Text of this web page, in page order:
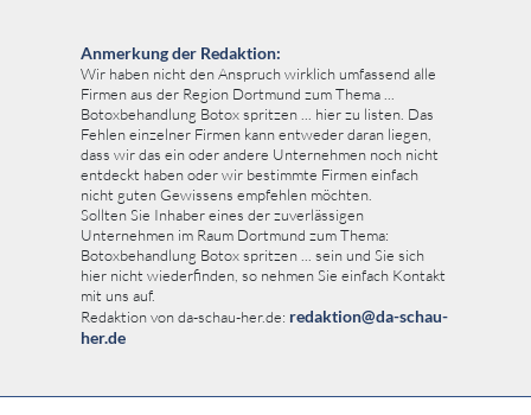
Anmerkung der Redaktion:
Wir haben nicht den Anspruch wirklich umfassend alle
Firmen aus der Region Dortmund zum Thema ...
Botoxbehandlung Botox spritzen ... hier zu listen. Das
Fehlen einzelner Firmen kann entweder daran liegen,
dass wir das ein oder andere Unternehmen noch nicht
entdeckt haben oder wir bestimmte Firmen einfach
nicht guten Gewissens empfehlen möchten.
Sollten Sie Inhaber eines der zuverlässigen
Unternehmen im Raum Dortmund zum Thema:
Botoxbehandlung Botox spritzen ... sein und Sie sich
hier nicht wiederfinden, so nehmen Sie einfach Kontakt
mit uns auf.
Redaktion von da-schau-her.de: redaktion@da-schau-
her.de